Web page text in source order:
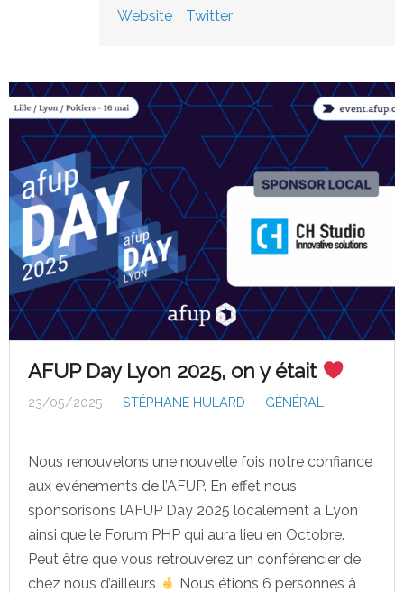
Website
Twitter
AFUP Day Lyon 2025, on y était
23/05/2025 STÉPHANE HULARD GÉNÉRAL
Nous renouvelons une nouvelle fois notre confiance
aux événements de l’AFUP. En effet nous
sponsorisons l’AFUP Day 2025 localement à Lyon
ainsi que le Forum PHP qui aura lieu en Octobre.
Peut être que vous retrouverez un conférencier de
chez nous d’ailleurs
Nous étions 6 personnes à